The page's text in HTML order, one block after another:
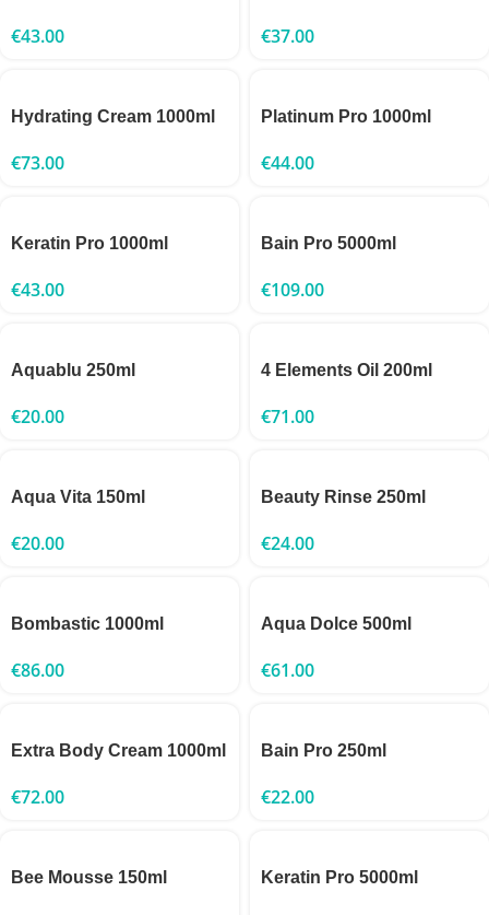
€43.00 €37.00
Hydrating Cream 1000ml
€73.00
Platinum Pro 1000ml
€44.00
Keratin Pro 1000ml
€43.00
Bain Pro 5000ml
€109.00
Aquablu 250ml
€20.00
4 Elements Oil 200ml
€71.00
Aqua Vita 150ml
€20.00
Beauty Rinse 250ml
€24.00
Bombastic 1000ml
€86.00
Aqua Dolce 500ml
€61.00
Extra Body Cream 1000ml
€72.00
Bain Pro 250ml
€22.00
Bee Mousse 150ml Keratin Pro 5000ml